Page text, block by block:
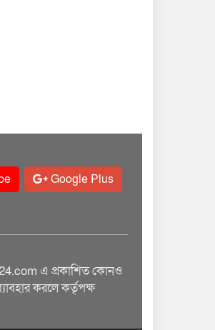
Google Plus
এ প্রকাশিত কোনও
করলে কর্তৃপক্ষ